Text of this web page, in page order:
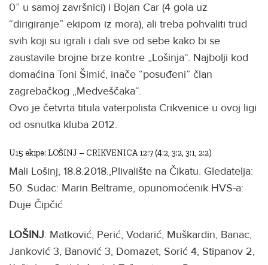
0” u samoj završnici) i Bojan Car (4 gola uz
“dirigiranje” ekipom iz mora), ali treba pohvaliti trud
svih koji su igrali i dali sve od sebe kako bi se
zaustavile brojne brze kontre „Lošinja“. Najbolji kod
domaćina Toni Šimić, inače “posuđeni” član
zagrebačkog „Medveščaka“.
Ovo je četvrta titula vaterpolista Crikvenice u ovoj ligi
od osnutka kluba 2012.
U15 ekipe: LOŠINJ – CRIKVENICA 12:7 (4:2, 3:2, 3:1, 2:2)
Mali Lošinj, 18.8.2018.,Plivalište na Čikatu. Gledatelja:
50. Sudac: Marin Beltrame, opunomoćenik HVS-a:
Duje Čipčić
LOŠINJ: Matković, Perić, Vodarić, Muškardin, Banac,
Janković 3, Banović 3, Domazet, Sorić 4, Stipanov 2,